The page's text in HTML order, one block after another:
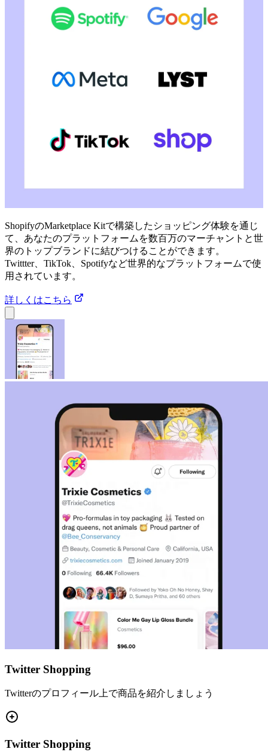
ShopifyのMarketplace Kitで構築したショッピング体験を通じ
て、あなたのプラットフォームを数百万のマーチャントと世
界のトップブランドに結びつけることができます。
Twittter、TikTok、Spotifyなど世界的なプラットフォームで使
用されています。
詳しくはこちら
Twitter Shopping
Twitterのプロフィール上で商品を紹介しましょう
Twitter Shopping